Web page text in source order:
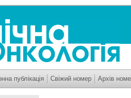
публікація Свіжий номер Архів